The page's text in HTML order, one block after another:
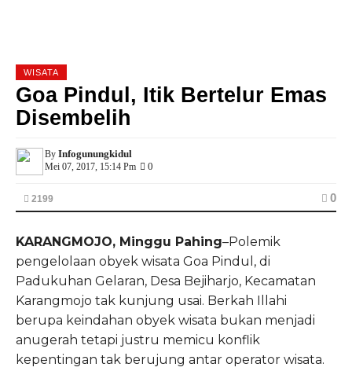
WISATA
Goa Pindul, Itik Bertelur Emas
Disembelih
By Infogunungkidul
Mei 07, 2017, 15:14 Pm 0
2199 0
KARANGMOJO, Minggu Pahing–Polemik
pengelolaan obyek wisata Goa Pindul, di
Padukuhan Gelaran, Desa Bejiharjo, Kecamatan
Karangmojo tak kunjung usai. Berkah Illahi
berupa keindahan obyek wisata bukan menjadi
anugerah tetapi justru memicu konflik
kepentingan tak berujung antar operator wisata.